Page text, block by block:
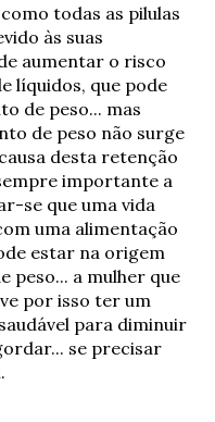
todas as pilulas
às suas
aumentar o risco
líquidos, que pode
de peso... mas
de peso não surge
desta retenção
importante a
se que uma vida
uma alimentação
estar na origem
peso... a mulher que
por isso ter um
para diminuir
se precisar